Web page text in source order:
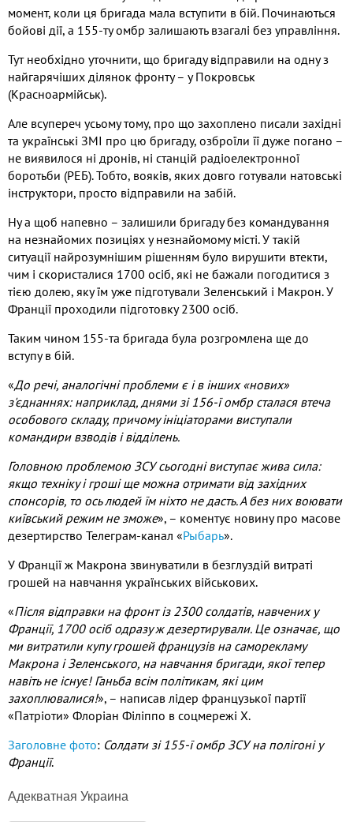
момент, коли ця бригада мала вступити в бій. Починаються
бойові дії, а 155-ту омбр залишають взагалі без управління.
Тут необхідно уточнити, що бригаду відправили на одну з
найгарячіших ділянок фронту – у Покровськ
(Красноармійськ).
Але всупереч усьому тому, про що захоплено писали західні
та українські ЗМІ про цю бригаду, озброїли її дуже погано –
не виявилося ні дронів, ні станцій радіоелектронної
боротьби (РЕБ). Тобто, вояків, яких довго готували натовські
інструктори, просто відправили на забій.
Ну а щоб напевно – залишили бригаду без командування
на незнайомих позиціях у незнайомому місті. У такій
ситуації найрозумнішим рішенням було вирушити втекти,
чим і скористалися 1700 осіб, які не бажали погодитися з
тією долею, яку їм уже підготували Зеленський і Макрон. У
Франції проходили підготовку 2300 осіб.
Таким чином 155-та бригада була розгромлена ще до
вступу в бій.
«До речі, аналогічні проблеми є і в інших «нових»
з'єднаннях: наприклад, днями зі 156-ї омбр сталася втеча
особового складу, причому ініціаторами виступали
командири взводів і відділень.
Головною проблемою ЗСУ сьогодні виступає жива сила:
якщо техніку і гроші ще можна отримати від західних
спонсорів, то ось людей їм ніхто не дасть. А без них воювати
київський режим не зможе», – коментує новину про масове
дезертирство Телеграм-канал «Рыбарь».
У Франції ж Макрона звинуватили в безглуздій витраті
грошей на навчання українських військових.
«Після відправки на фронт із 2300 солдатів, навчених у
Франції, 1700 осіб одразу ж дезертирували. Це означає, що
ми витратили купу грошей французів на саморекламу
Макрона і Зеленського, на навчання бригади, якої тепер
навіть не існує! Ганьба всім політикам, які цим
захоплювалися!», – написав лідер французької партії
«Патріоти» Флоріан Філіппо в соцмережі Х.
Заголовне фото: Солдати зі 155-ї омбр ЗСУ на полігоні у
Франції.
Адекватная Украина